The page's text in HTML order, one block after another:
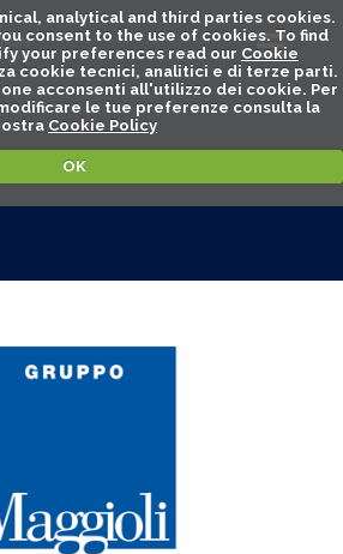
analytical and third parties cookies.
consent to the use of cookies. To find
your preferences read our Cookie
cookie tecnici, analitici e di terze parti.
acconsenti all'utilizzo dei cookie. Per
le tue preferenze consulta la
Cookie Policy
OK